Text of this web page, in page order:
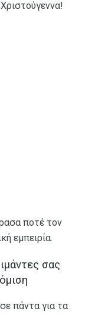
ποτέ τον
εμπειρία.
σας
πάντα για τα